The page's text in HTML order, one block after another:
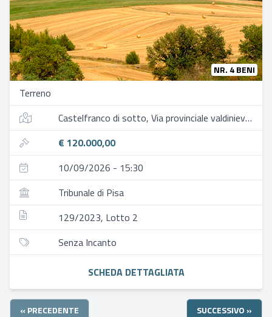
NR. 4 BENI
Terreno
Castelfranco di sotto, Via provinciale valdinievole, 85, 56022 galleno pi, italia
€ 120.000,00
10/09/2026 - 15:30
Tribunale di Pisa
129/2023, Lotto 2
Senza Incanto
SCHEDA DETTAGLIATA
« PRECEDENTE SUCCESSIVO »